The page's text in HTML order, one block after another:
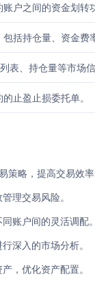
户之间的资金划转
括持仓量、资金费
表、持仓量等市场
止盈止损委托单。
策略，提高交易效
理交易风险。
账户间的灵活调配
深入的市场分析。
，优化资产配置。